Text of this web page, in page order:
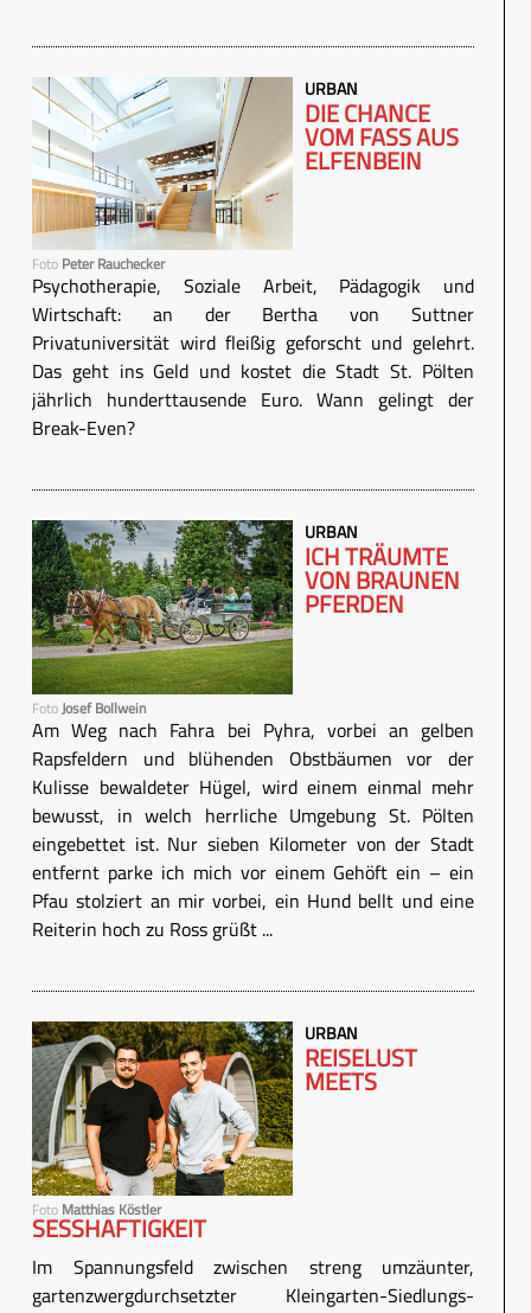
Foto Peter Rauchecker
URBAN
DIE CHANCE
VOM FASS AUS
ELFENBEIN
Psychotherapie, Soziale Arbeit, Pädagogik und
Wirtschaft: an der Bertha von Suttner
Privatuniversität wird fleißig geforscht und gelehrt.
Das geht ins Geld und kostet die Stadt St. Pölten
jährlich hunderttausende Euro. Wann gelingt der
Break-Even?
FotoJosef Bollwein
URBAN
ICH TRÄUMTE
VON BRAUNEN
PFERDEN
Am Weg nach Fahra bei Pyhra, vorbei an gelben
Rapsfeldern und blühenden Obstbäumen vor der
Kulisse bewaldeter Hügel, wird einem einmal mehr
bewusst, in welch herrliche Umgebung St. Pölten
eingebettet ist. Nur sieben Kilometer von der Stadt
entfernt parke ich mich vor einem Gehöft ein – ein
Pfau stolziert an mir vorbei, ein Hund bellt und eine
Reiterin hoch zu Ross grüßt ...
Foto Matthias Köstler
URBAN
REISELUST
MEETS
SESSHAFTIGKEIT
Im Spannungsfeld zwischen streng umzäunter,
gartenzwergdurchsetzter Kleingarten-Siedlungs-